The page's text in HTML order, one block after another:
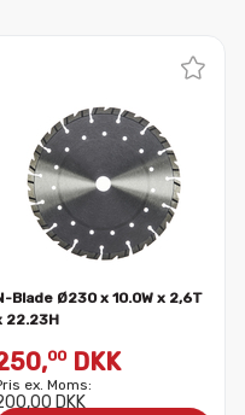
Blade Ø230 x 10.0W x 2,6T
22.23H
00DKK
ex. Moms:
DKK